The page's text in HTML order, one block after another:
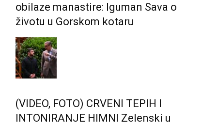
obilaze manastire: Iguman Sava o
životu u Gorskom kotaru
(VIDEO, FOTO) CRVENI TEPIH I
INTONIRANJE HIMNI Zelenski u